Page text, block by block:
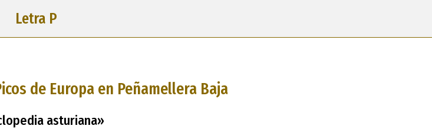
Letra P
de Europa en Peñamellera Baja
asturiana»